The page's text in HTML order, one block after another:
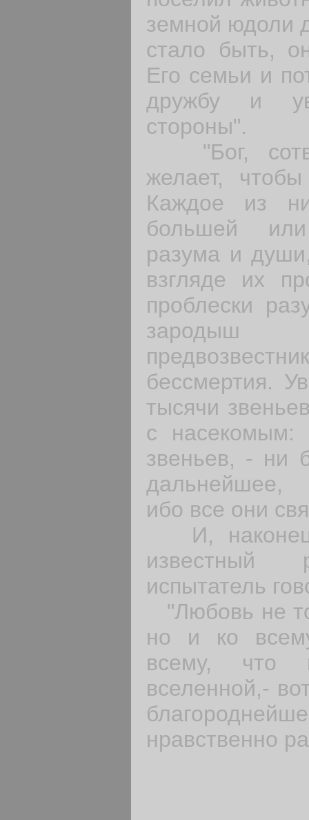
земной юдоли
стало быть,
Его семьи и
дружбу и
стороны".
"Бог,
желает,
Каждое из
большей
разума и
взгляде их
проблески
зародыш
бессмертия.
тысячи
с насекомым:
звеньев, - ни
дальнейшее,
ибо все они
И,
известный
испытатель
"Любовь не
но и ко
всему, что
вселенной,-
нравственно